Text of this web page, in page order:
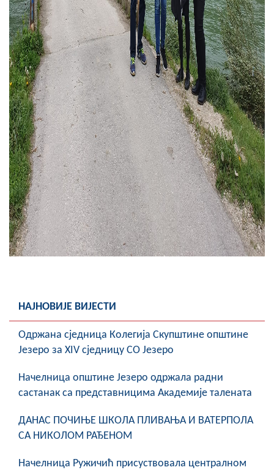
НАЈНОВИЈЕ ВИЈЕСТИ
Oдржана сједница Колегија Скупштине општине
Језеро за XIV сједницу СО Језеро
Начелница општине Језеро одржала радни
састанак са представницима Академије талената
ДАНАС ПОЧИЊЕ ШКОЛА ПЛИВАЊА И ВАТЕРПОЛА
СА НИКОЛОМ РАЂЕНОМ
Начелница Ружичић присуствовала централном